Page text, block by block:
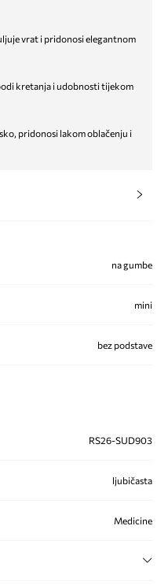
vrat i pridonosi elegantnom
kretanja i udobnosti tijekom
pridonosi lakom oblačenju i
na gumbe
mini
bez podstave
RS26-SUD903
ljubičasta
Medicine